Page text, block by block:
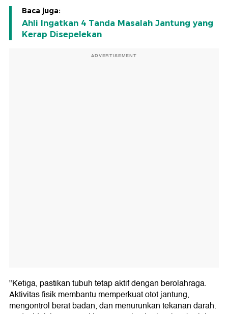
Baca juga:
Ahli Ingatkan 4 Tanda Masalah Jantung yang
Kerap Disepelekan
ADVERTISEMENT
"Ketiga, pastikan tubuh tetap aktif dengan berolahraga.
Aktivitas fisik membantu memperkuat otot jantung,
mengontrol berat badan, dan menurunkan tekanan darah.